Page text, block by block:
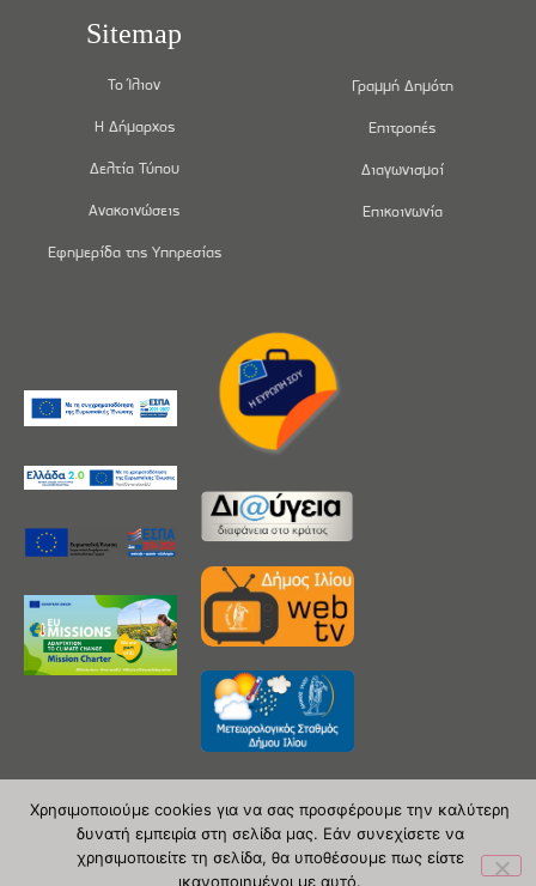
Sitemap
Το Ίλιον
Η Δήμαρχος
Δελτία Τύπου
Ανακοινώσεις
Εφημερίδα της Υπηρεσίας
Γραμμή Δημότη
Επιτροπές
Διαγωνισμοί
Επικοινωνία
Copyright 2020 © Δήμος Ιλίου
Χρησιμοποιούμε cookies για να σας προσφέρουμε την καλύτερη
δυνατή εμπειρία στη σελίδα μας. Εάν συνεχίσετε να
χρησιμοποιείτε τη σελίδα, θα υποθέσουμε πως είστε
ικανοποιημένοι με αυτό.